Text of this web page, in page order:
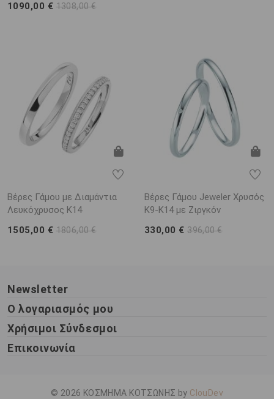
1090,00 € 1308,00 €
Βέρες Γάμου με Διαμάντια
Λευκόχρυσος K14
1505,00 € 1806,00 €
Βέρες Γάμου Jeweler Χρυσός
K9-K14 με Ζιργκόν
330,00 €396,00 €
Newsletter
Ο λογαριασμός μου
Χρήσιμοι Σύνδεσμοι
Επικοινωνία
© 2026 ΚΟΣΜΗΜΑ ΚΟΤΣΩΝΗΣ by ClouDev